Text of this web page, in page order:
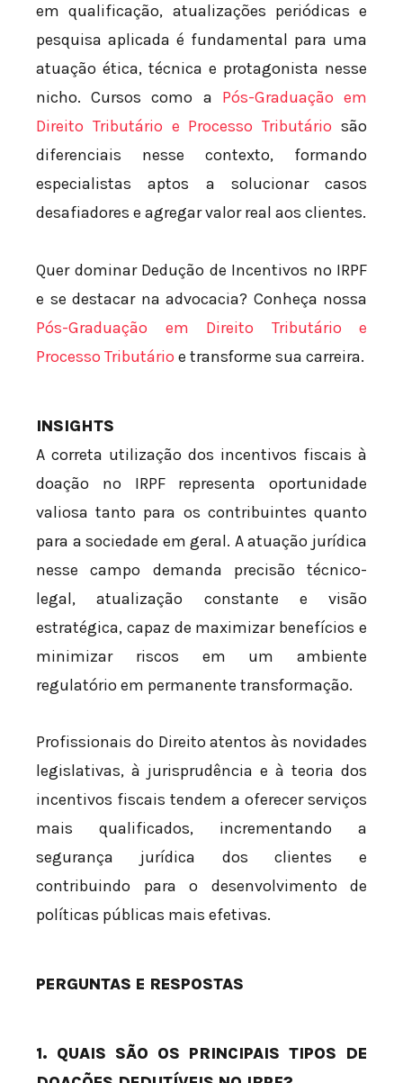
em qualificação, atualizações periódicas e
pesquisa aplicada é fundamental para uma
atuação ética, técnica e protagonista nesse
nicho. Cursos como a Pós-Graduação em
Direito Tributário e Processo Tributário são
diferenciais nesse contexto, formando
especialistas aptos a solucionar casos
desafiadores e agregar valor real aos clientes.
Quer dominar Dedução de Incentivos no IRPF
e se destacar na advocacia? Conheça nossa
Pós-Graduação em Direito Tributário e
Processo Tributário e transforme sua carreira.
INSIGHTS
A correta utilização dos incentivos fiscais à
doação no IRPF representa oportunidade
valiosa tanto para os contribuintes quanto
para a sociedade em geral. A atuação jurídica
nesse campo demanda precisão técnico-
legal, atualização constante e visão
estratégica, capaz de maximizar benefícios e
minimizar riscos em um ambiente
regulatório em permanente transformação.
Profissionais do Direito atentos às novidades
legislativas, à jurisprudência e à teoria dos
incentivos fiscais tendem a oferecer serviços
mais qualificados, incrementando a
segurança jurídica dos clientes e
contribuindo para o desenvolvimento de
políticas públicas mais efetivas.
PERGUNTAS E RESPOSTAS
1. QUAIS SÃO OS PRINCIPAIS TIPOS DE